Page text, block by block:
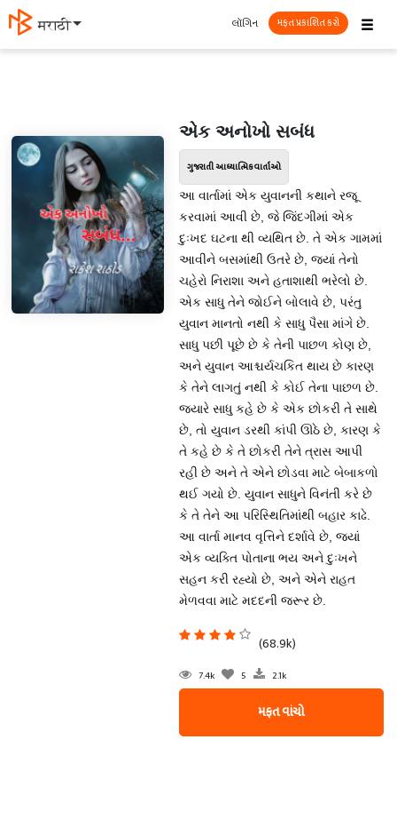
मराठी ☰
લૉગિન મફત પ્રકાશિત કરો
એક અનોખો સબંધ
ગુજરાતી આધ્યાત્મિક વાર્તાઓ
આ વાર્તામાં એક યુવાનની કથાને રજૂ
કરવામાં આવી છે, જે જિંદગીમાં એક
દુઃખદ ઘટના થી વ્યથિત છે. તે એક ગામમાં
આવીને બસમાંથી ઉતરે છે, જ્યાં તેનો
ચહેરો નિરાશા અને હતાશાથી ભરેલો છે.
એક સાધુ તેને જોઈને બોલાવે છે, પરંતુ
યુવાન માનતો નથી કે સાધુ પૈસા માંગે છે.
સાધુ પછી પૂછે છે કે તેની પાછળ કોણ છે,
અને યુવાન આશ્ચર્યચકિત થાય છે કારણ
કે તેને લાગતું નથી કે કોઈ તેના પાછળ છે.
જ્યારે સાધુ કહે છે કે એક છોકરી તે સાથે
છે, તો યુવાન ડરથી કાંપી ઊઠે છે, કારણ કે
તે કહે છે કે તે છોકરી તેને ત્રાસ આપી
રહી છે અને તે એને છોડવા માટે બેબાકળો
થઈ ગયો છે. યુવાન સાધુને વિનંતી કરે છે
કે તે તેને આ પરિસ્થિતિમાંથી બહાર કાઢે.
આ વાર્તા માનવ વૃત્તિને દર્શાવે છે, જ્યાં
એક વ્યક્તિ પોતાના ભય અને દુઃખને
સહન કરી રહ્યો છે, અને એને રાહત
મેળવવા માટે મદદની જરૂર છે.
(68.9k)
7.4k 5 2.1k
મફત વાંચો